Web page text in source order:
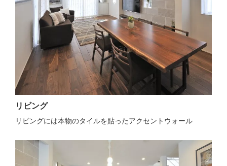
リビング
リビングには本物のタイルを貼ったアクセントウォール